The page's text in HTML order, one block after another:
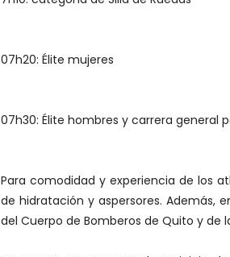
07h20: Élite mujeres
07h30: Élite hombres y carrera general
Para comodidad y experiencia de los
de hidratación y aspersores. Además,
del Cuerpo de Bomberos de Quito y de